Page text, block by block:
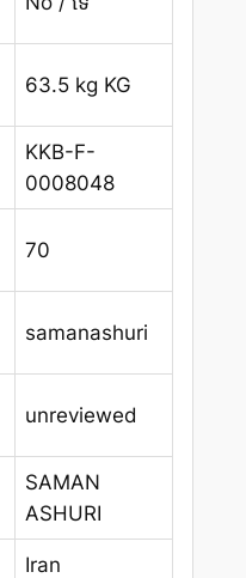
63.5 kg KG
KKB-F-
0008048
70
samanashuri
unreviewed
SAMAN
ASHURI
Iran